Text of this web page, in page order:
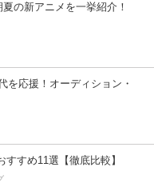
夏の新アニメを一挙紹介！
を応援！オーディション・
すめ11選【徹底比較】